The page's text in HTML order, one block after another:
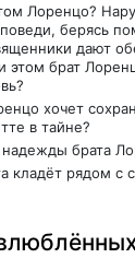
Лоренцо?
берясь
дают
этом брат
хочет
в тайне?
брата
кладёт рядом с